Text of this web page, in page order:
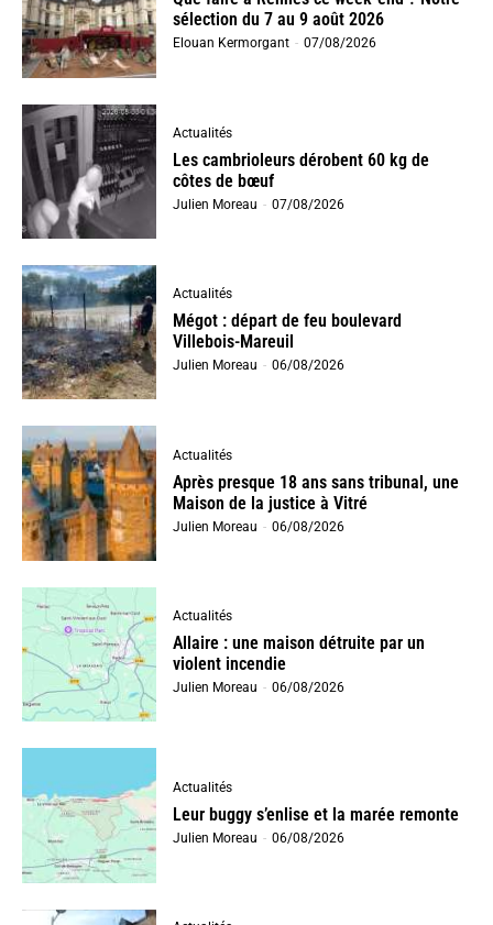
sélection du 7 au 9 août 2026
Elouan Kermorgant - 07/08/2026
Actualités
Les cambrioleurs dérobent 60 kg de
côtes de bœuf
Julien Moreau - 07/08/2026
Actualités
Mégot : départ de feu boulevard
Villebois-Mareuil
Julien Moreau - 06/08/2026
Actualités
Après presque 18 ans sans tribunal, une
Maison de la justice à Vitré
Julien Moreau - 06/08/2026
Actualités
Allaire : une maison détruite par un
violent incendie
Julien Moreau - 06/08/2026
Actualités
Leur buggy s’enlise et la marée remonte
Julien Moreau - 06/08/2026